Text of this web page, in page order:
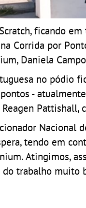
ficando
Corrida por
Daniela
no pódio
-
Pattishall,
tendo em
Atingimos,
trabalho